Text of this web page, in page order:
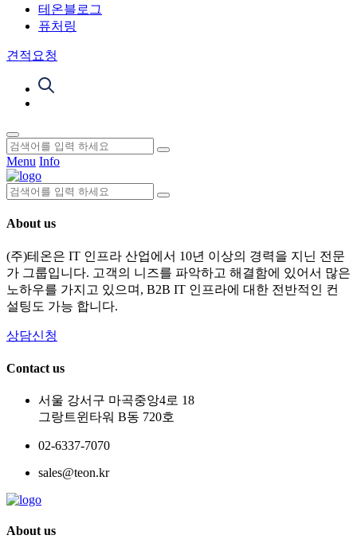
테온블로그
퓨처링
견적요청
Menu Info
About us
(주)테온은 IT 인프라 산업에서 10년 이상의 경력을 지닌 전문
가 그룹입니다. 고객의 니즈를 파악하고 해결함에 있어서 많은
노하우를 가지고 있으며, B2B IT 인프라에 대한 전반적인 컨
설팅도 가능 합니다.
상담신청
Contact us
서울 강서구 마곡중앙4로 18
그랑트윈타워 B동 720호
02-6337-7070
sales@teon.kr
About us